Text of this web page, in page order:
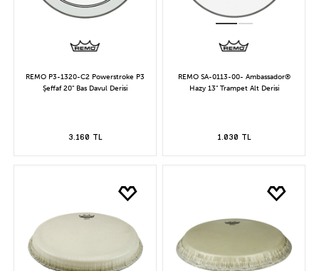
REMO P3-1320-C2 Powerstroke P3
Şeffaf 20" Bas Davul Derisi
3.160 TL
REMO SA-0113-00- Ambassador®
Hazy 13" Trampet Alt Derisi
1.030 TL